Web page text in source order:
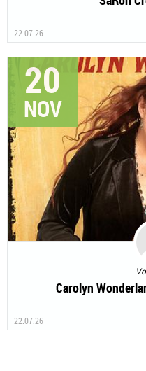
22.07.26
20
NOV
Carolyn
22.07.26